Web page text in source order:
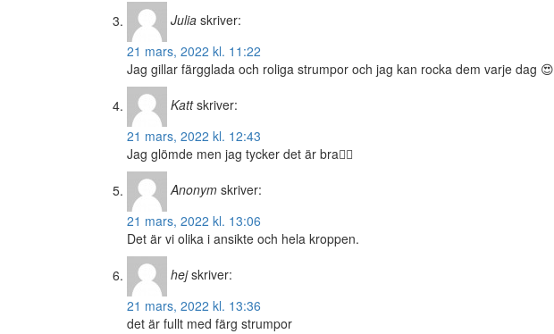
Julia skriver:
21 mars, 2022 kl. 11:22
Jag gillar färgglada och roliga strumpor och jag kan rocka dem varje dag 😍
Katt skriver:
21 mars, 2022 kl. 12:43
Jag glömde men jag tycker det är bra👍🏼
Anonym skriver:
21 mars, 2022 kl. 13:06
Det är vi olika i ansikte och hela kroppen.
hej skriver:
21 mars, 2022 kl. 13:36
det är fullt med färg strumpor